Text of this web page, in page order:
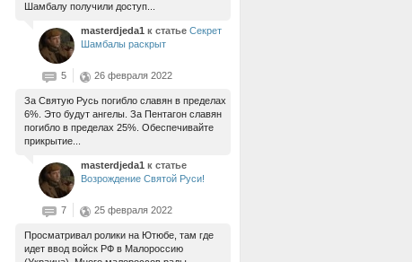
Шамбалу получили доступ...
masterdjeda1 к статье Секрет
Шамбалы раскрыт
5 26 февраля 2022
За Святую Русь погибло славян в пределах
6%. Это будут ангелы. За Пентагон славян
погибло в пределах 25%. Обеспечивайте
прикрытие...
masterdjeda1 к статье
Возрождение Святой Руси!
7 25 февраля 2022
Просматривал ролики на Ютюбе, там где
идет ввод войск РФ в Малороссию